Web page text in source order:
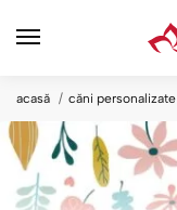
acasă căni personalizate